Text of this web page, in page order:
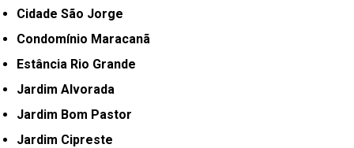
Cidade São Jorge
Condomínio Maracanã
Estância Rio Grande
Jardim Alvorada
Jardim Bom Pastor
Jardim Cipreste